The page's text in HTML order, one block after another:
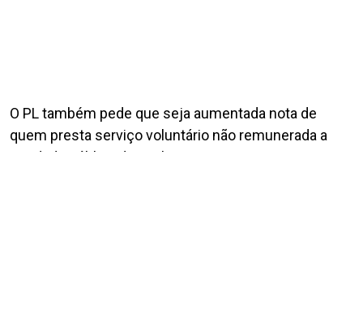
O PL também pede que seja aumentada nota de
quem presta serviço voluntário não remunerada a
entidade pública de qualquer natureza ou a